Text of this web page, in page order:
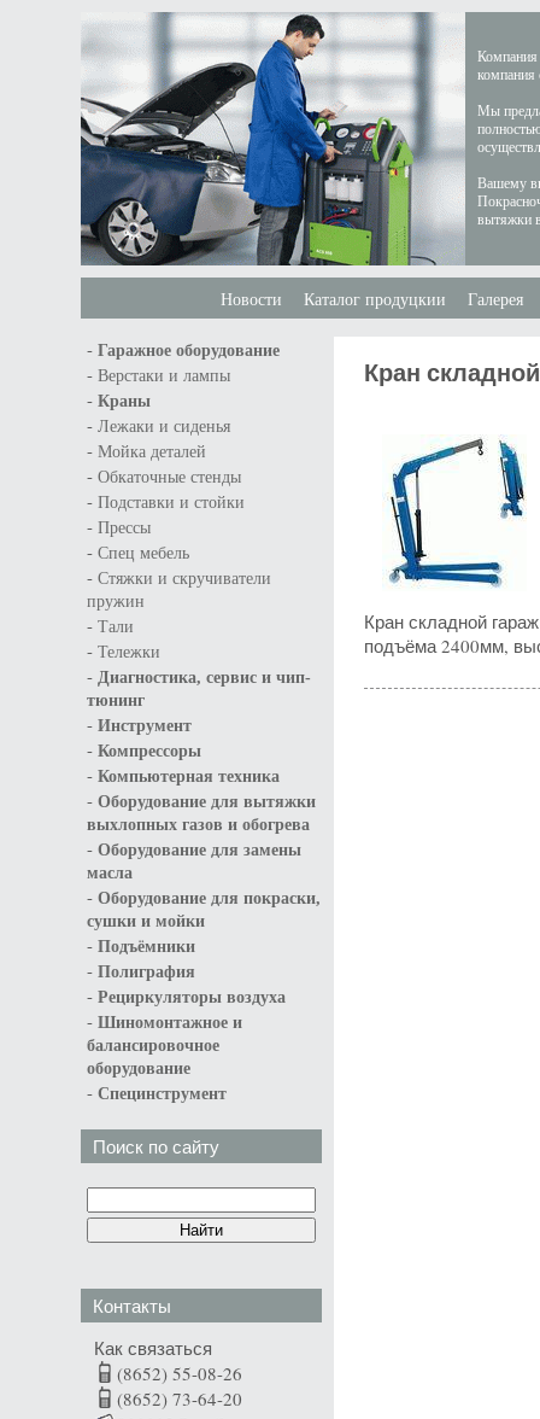
Компания
компания
Мы
Вашему
вытяжки
Новости Каталог продуцкии Галерея
- Гаражное оборудование
- Верстаки и лампы
- Краны
- Лежаки и сиденья
- Мойка деталей
- Обкаточные стенды
- Подставки и стойки
- Прессы
- Спец мебель
- Стяжки и скручиватели
пружин
- Тали
- Тележки
- Диагностика, сервис и чип-
тюнинг
- Инструмент
- Компрессоры
- Компьютерная техника
- Оборудование для вытяжки
выхлопных газов и обогрева
- Оборудование для замены
масла
- Оборудование для покраски,
сушки и мойки
- Подъёмники
- Полиграфия
- Рециркуляторы воздуха
- Шиномонтажное и
балансировочное
оборудование
- Специнструмент
Поиск по сайту
Контакты
Как связаться
(8652) 55-08-26
(8652) 73-64-20
Кран
Кран складной
подъёма 2400мм,